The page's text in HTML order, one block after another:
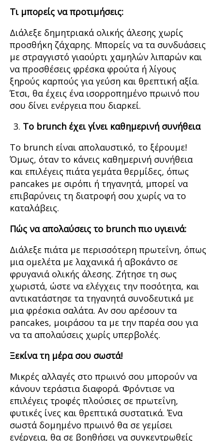
Τι μπορείς να προτιμήσεις:
Διάλεξε δημητριακά ολικής άλεσης χωρίς
προσθήκη ζάχαρης. Μπορείς να τα συνδυάσεις
με στραγγιστό γιαούρτι χαμηλών λιπαρών και
να προσθέσεις φρέσκα φρούτα ή λίγους
ξηρούς καρπούς για γεύση και θρεπτική αξία.
Έτσι, θα έχεις ένα ισορροπημένο πρωινό που
σου δίνει ενέργεια που διαρκεί.
Το brunch έχει γίνει καθημερινή συνήθεια
Το brunch είναι απολαυστικό, το ξέρουμε!
Όμως, όταν το κάνεις καθημερινή συνήθεια
και επιλέγεις πιάτα γεμάτα θερμίδες, όπως
pancakes με σιρόπι ή τηγανητά, μπορεί να
επιβαρύνεις τη διατροφή σου χωρίς να το
καταλάβεις.
Πώς να απολαύσεις το brunch πιο υγιεινά:
Διάλεξε πιάτα με περισσότερη πρωτεΐνη, όπως
μια ομελέτα με λαχανικά ή αβοκάντο σε
φρυγανιά ολικής άλεσης. Ζήτησε τη σως
χωριστά, ώστε να ελέγχεις την ποσότητα, και
αντικατάστησε τα τηγανητά συνοδευτικά με
μια φρέσκια σαλάτα. Αν σου αρέσουν τα
pancakes, μοιράσου τα με την παρέα σου για
να τα απολαύσεις χωρίς υπερβολές.
Ξεκίνα τη μέρα σου σωστά!
Μικρές αλλαγές στο πρωινό σου μπορούν να
κάνουν τεράστια διαφορά. Φρόντισε να
επιλέγεις τροφές πλούσιες σε πρωτεΐνη,
φυτικές ίνες και θρεπτικά συστατικά. Ένα
σωστά δομημένο πρωινό θα σε γεμίσει
ενέργεια, θα σε βοηθήσει να συγκεντρωθείς